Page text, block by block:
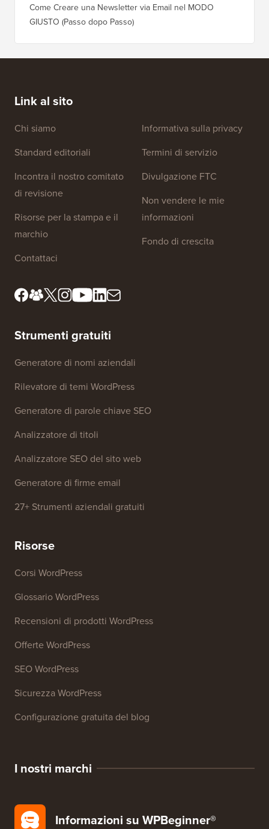
Come Creare una Newsletter via Email nel MODO
GIUSTO (Passo dopo Passo)
Link al sito
Chi siamo
Standard editoriali
Incontra il nostro comitato
di revisione
Risorse per la stampa e il
marchio
Contattaci
Informativa sulla privacy
Termini di servizio
Divulgazione FTC
Non vendere le mie
informazioni
Fondo di crescita
Strumenti gratuiti
Generatore di nomi aziendali
Rilevatore di temi WordPress
Generatore di parole chiave SEO
Analizzatore di titoli
Analizzatore SEO del sito web
Generatore di firme email
27+ Strumenti aziendali gratuiti
Risorse
Corsi WordPress
Glossario WordPress
Recensioni di prodotti WordPress
Offerte WordPress
SEO WordPress
Sicurezza WordPress
Configurazione gratuita del blog
I nostri marchi
Informazioni su WPBeginner®